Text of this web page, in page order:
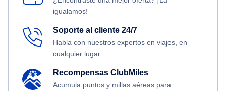
igualamos!
Soporte al cliente 24/7
Habla con nuestros expertos en viajes, en
cualquier lugar
Recompensas ClubMiles
Acumula puntos y millas aéreas para